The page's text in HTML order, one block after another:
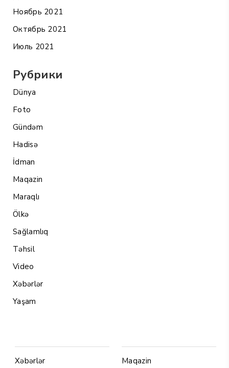
Ноябрь 2021
Октябрь 2021
Июль 2021
Рубрики
Dünya
Foto
Gündəm
Hadisə
İdman
Maqazin
Maraqlı
Ölkə
Sağlamlıq
Təhsil
Video
Xəbərlər
Yaşam
Xəbərlər Maqazin